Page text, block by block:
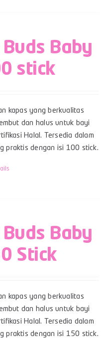
Baby
stick
kapas yang berkualitas
dan halus untuk bayi
Halal. Tersedia dalam
praktis dengan isi 100 stick.
Baby
Stick
kapas yang berkualitas
dan halus untuk bayi
Halal. Tersedia dalam
praktis dengan isi 150 stick.